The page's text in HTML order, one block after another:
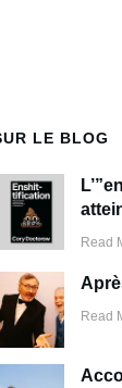
LE BLOG
Read
Read